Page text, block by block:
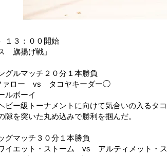
１３：００開始
旗揚げ戦」
ルマッチ２０分１本勝負
ァロー vs タコヤキーダー◯
ルボーイ
ビー級トーナメントに向けて気合いの入るタ
隙を突いた丸め込みで勝利を掴んだ。
マッチ３０分１本勝負
イエット・ストーム vs アルティメット・ス